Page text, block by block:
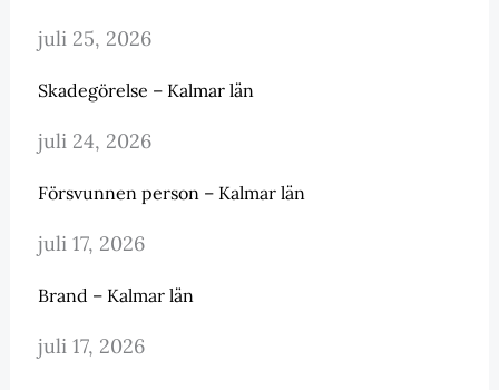
juli 25, 2026
Skadegörelse – Kalmar län
juli 24, 2026
Försvunnen person – Kalmar län
juli 17, 2026
Brand – Kalmar län
juli 17, 2026